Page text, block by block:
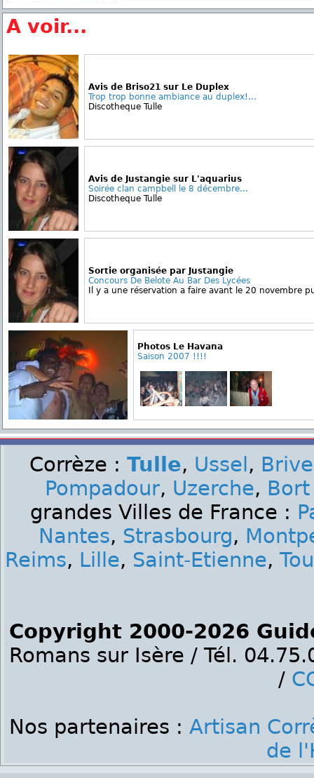
A voir...
Avis de Briso21 sur Le Duplex
Trop trop bonne ambiance au duplex!...
Discotheque Tulle
Avis de Justangie sur L'aquarius
Soirée clan campbell le 8 décembre...
Discotheque Tulle
Sortie organisée par Justangie
Concours De Belote Au Bar Des Lycées
Il y a une réservation a faire avant le 20 novembre
Photos Le Havana
Saison 2007 !!!!
Corrèze : Tulle, Ussel ,
Pompadour, Uzerche,
grandes Villes de France :
Nantes, Strasbourg,
Reims, Lille, Saint-Etienne,
Copyright 2000-2026
Romans sur Isère / Tél.
/
Nos partenaires : Artisan
de